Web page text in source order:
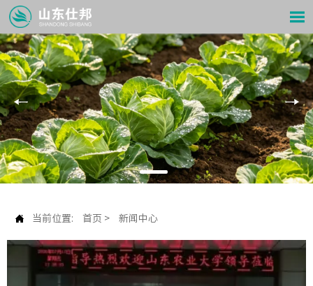

 当前位置: 首页 > 新闻中心